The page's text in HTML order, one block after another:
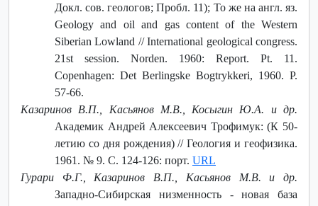
Докл. сов. геологов; Пробл. 11); То же на англ. яз.
Geology and oil and gas content of the Western
Siberian Lowland // International geological congress.
21st session. Norden. 1960: Report. Pt. 11.
Copenhagen: Det Berlingske Bogtrykkeri, 1960. P.
57-66.
Казаринов В.П., Касьянов М.В., Косыгин Ю.А. и др.
Академик Андрей Алексеевич Трофимук: (К 50-
летию со дня рождения) // Геология и геофизика.
1961. № 9. С. 124-126: порт. URL
Гурари Ф.Г., Казаринов В.П., Касьянов М.В. и др.
Западно-Сибирская низменность - новая база